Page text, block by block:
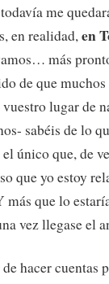
me
en realidad,en
más
de que
lugar de
sabéis de lo
único que, de
que yo estoy
más que lo
vez llegase el
hacer cuentas